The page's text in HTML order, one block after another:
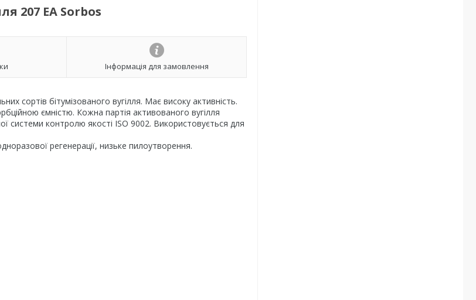
207 ЕА Sorbos
Інформація для замовлення
сортів бітумізованого вугілля. Має високу активність.
ємністю. Кожна партія активованого вугілля
системи контролю якості ISO 9002. Використовується для
регенерації, низьке пилоутворення.